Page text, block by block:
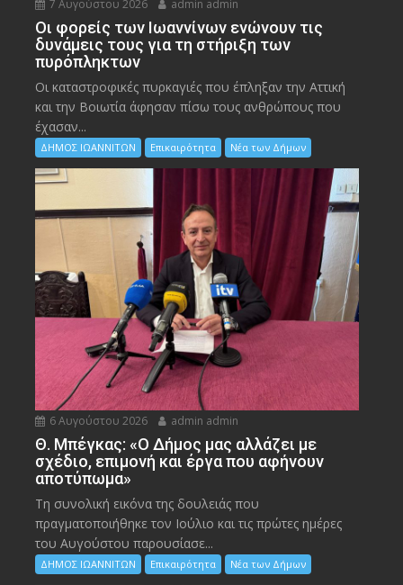
7 Αυγούστου 2026 admin admin
Οι φορείς των Ιωαννίνων ενώνουν τις
δυνάμεις τους για τη στήριξη των
πυρόπληκτων
Οι καταστροφικές πυρκαγιές που έπληξαν την Αττική
και την Bοιωτία άφησαν πίσω τους ανθρώπους που
έχασαν...
ΔΗΜΟΣ ΙΩΑΝΝΙΤΩΝ Επικαιρότητα Νέα των Δήμων
6 Αυγούστου 2026 admin admin
Θ. Μπέγκας: «Ο Δήμος μας αλλάζει με
σχέδιο, επιμονή και έργα που αφήνουν
αποτύπωμα»
Τη συνολική εικόνα της δουλειάς που
πραγματοποιήθηκε τον Ιούλιο και τις πρώτες ημέρες
του Αυγούστου παρουσίασε...
ΔΗΜΟΣ ΙΩΑΝΝΙΤΩΝ Επικαιρότητα Νέα των Δήμων